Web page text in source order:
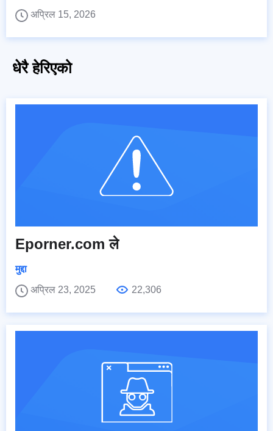
अप्रिल 15, 2026
धेरै हेरिएको
Eporner.com ले
मुद्दा
अप्रिल 23, 2025
22,306